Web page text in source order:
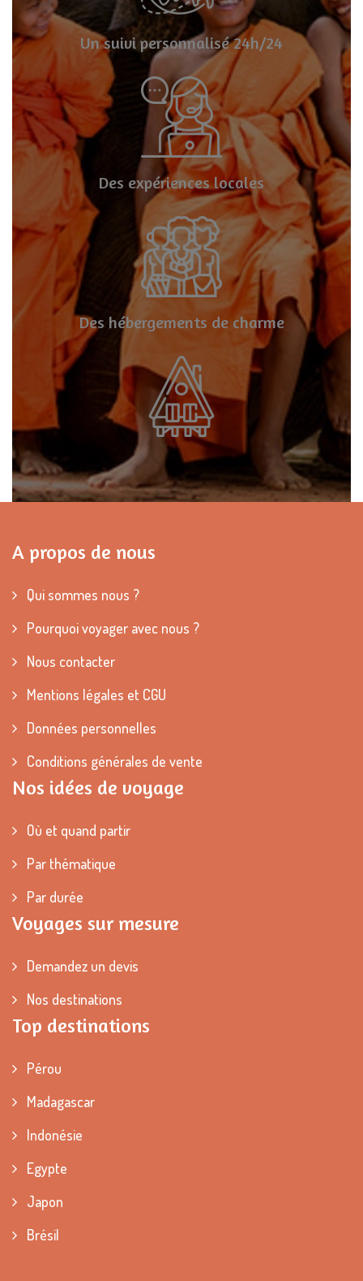
Un suivi personnalisé 24h/24
Des expériences locales
Des hébergements de charme
A propos de nous
Qui sommes nous ?
Pourquoi voyager avec nous ?
Nous contacter
Mentions légales et CGU
Données personnelles
Conditions générales de vente
Nos idées de voyage
Où et quand partir
Par thématique
Par durée
Voyages sur mesure
Demandez un devis
Nos destinations
Top destinations
Pérou
Madagascar
Indonésie
Egypte
Japon
Brésil